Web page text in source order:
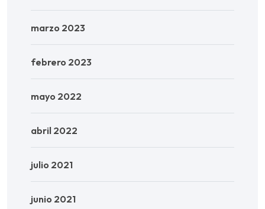
marzo 2023
febrero 2023
mayo 2022
abril 2022
julio 2021
junio 2021